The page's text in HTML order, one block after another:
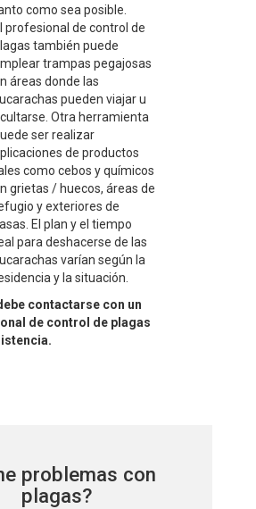
como sea posible.
profesional de control de
también puede
trampas pegajosas
áreas donde las
pueden viajar u
Otra herramienta
ser realizar
de productos
como cebos y químicos
grietas / huecos, áreas de
y exteriores de
El plan y el tiempo
para deshacerse de las
varían según la
y la situación.
contactarse con un
de control de plagas
problemas con
plagas?